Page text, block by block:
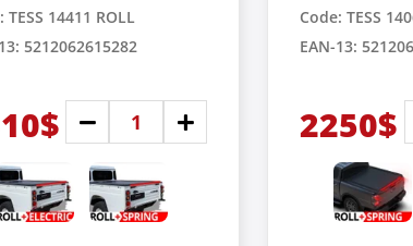
Manuel pour
up
TESS 14411 ROLL
5212062615282
Rétractable
Pick-up
Code: TESS
EAN-13:
2250$